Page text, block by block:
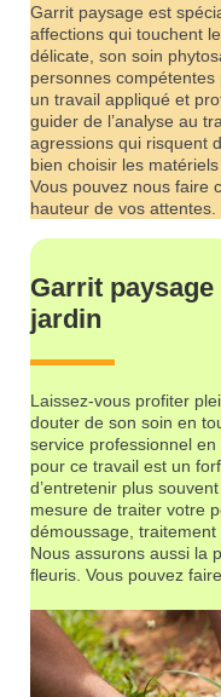
Garrit paysage est
affections qui touchent
délicate, son soin
personnes compétentes
un travail appliqué et
guider de l’analyse au
agressions qui risquent
bien choisir les
Vous pouvez nous faire
hauteur de vos attentes.
Garrit
jardin
Laissez-vous profiter
douter de son soin en
service professionnel
pour ce travail est un
d’entretenir plus
mesure de traiter votre
démoussage, traitement
Nous assurons aussi la
fleuris. Vous pouvez